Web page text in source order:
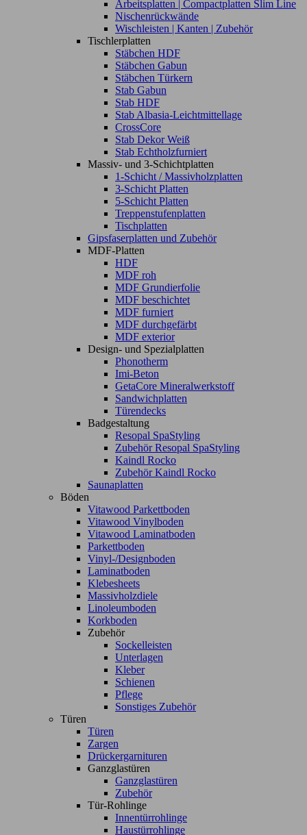
Arbeitsplatten | Compactplatten Slim Line
Nischenrückwände
Wischleisten | Kanten | Zubehör
Tischlerplatten
Stäbchen HDF
Stäbchen Gabun
Stäbchen Türkern
Stab Gabun
Stab HDF
Stab Albasia-Leichtmittellage
CrossCore
Stab Dekor Weiß
Stab Echtholzfurniert
Massiv- und 3-Schichtplatten
1-Schicht / Massivholzplatten
3-Schicht Platten
5-Schicht Platten
Treppenstufenplatten
Tischplatten
Gipsfaserplatten und Zubehör
MDF-Platten
HDF
MDF roh
MDF Grundierfolie
MDF beschichtet
MDF furniert
MDF durchgefärbt
MDF exterior
Design- und Spezialplatten
Phonotherm
Imi-Beton
GetaCore Mineralwerkstoff
Sandwichplatten
Türendecks
Badgestaltung
Resopal SpaStyling
Zubehör Resopal SpaStyling
Kaindl Rocko
Zubehör Kaindl Rocko
Saunaplatten
Böden
Vitawood Parkettboden
Vitawood Vinylboden
Vitawood Laminatboden
Parkettboden
Vinyl-/Designboden
Laminatboden
Klebesheets
Massivholzdiele
Linoleumboden
Korkboden
Zubehör
Sockelleisten
Unterlagen
Kleber
Schienen
Pflege
Sonstiges Zubehör
Türen
Türen
Zargen
Drückergarnituren
Ganzglastüren
Ganzglastüren
Zubehör
Tür-Rohlinge
Innentürrohlinge
Haustürrohlinge